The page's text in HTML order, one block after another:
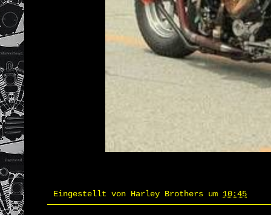
Eingestellt von Harley Brothers um 10:45